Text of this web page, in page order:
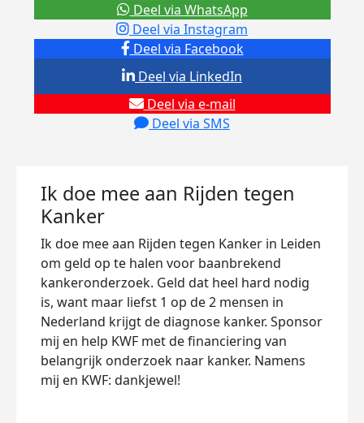
Deel via Facebook
Deel via Instagram
Deel via e-mail
Deel via SMS
Deel via LinkedIn
Deel via WhatsApp
Ik doe mee aan Rijden tegen
Kanker
Ik doe mee aan Rijden tegen Kanker in Leiden
om geld op te halen voor baanbrekend
kankeronderzoek. Geld dat heel hard nodig
is, want maar liefst 1 op de 2 mensen in
Nederland krijgt de diagnose kanker. Sponsor
mij en help KWF met de financiering van
belangrijk onderzoek naar kanker. Namens
mij en KWF: dankjewel!